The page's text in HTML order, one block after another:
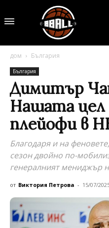
дом България
България
Димитър
Нашата цел
плейофи в
Благодаря и на
сезон двойно по-
генералният мениджър
от Виктория Петрова - 15/07/